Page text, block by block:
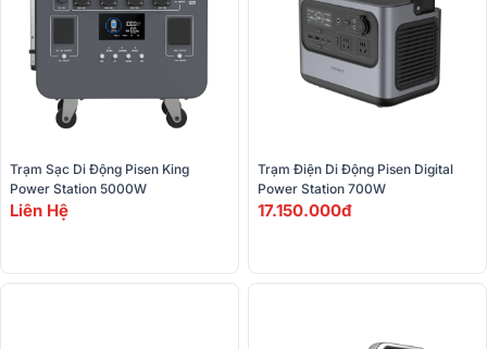
Trạm Sạc Di Động Pisen King
Power Station 5000W
Liên Hệ
Trạm Điện Di Động Pisen Digital
Power Station 700W
17.150.000đ